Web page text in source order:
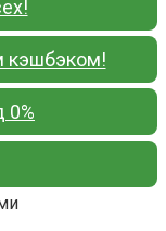
кэшбэком!
0%